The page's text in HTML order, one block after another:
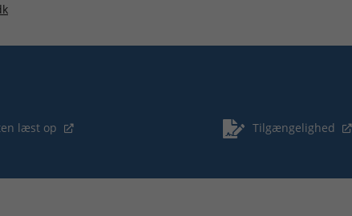
læst op Tilgængelighed